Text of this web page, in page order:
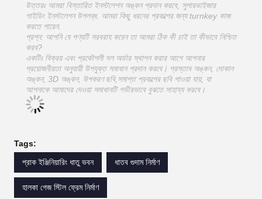
উত্তরঃ আমরা বিস্তারিত ইনস্টলেশন অঙ্কন প্রদান করবে, সুপারভাইজার
গাইডিং ইনস্টলেশন উপলব্ধ. আমরা কিছু ধরনের প্রকল্পের জন্য turnkey কাজ
করতে পারেন.
প্রশ্ন: আপনি যে পণ্যটি সরবরাহ করেন তা আমরা ঠিক কী চাই তা কীভাবে নিশ্চিত
করব?
একটিঃ বিক্রয় এবং প্রকৌশলী দল অর্ডার স্থাপন করার আগে আপনার
প্রয়োজনীয়তা অনুযায়ী উপযুক্ত সমাধান প্রদান করবে। প্রস্তাব অঙ্কন, দোকান
অঙ্কন, 3D অঙ্কন, উপকরণ ছবি,সমাপ্ত প্রকল্পের ছবি পাওয়া যায়, যা
আপনাকে আমাদের দেওয়া সমাধানটি গভীরভাবে বুঝতে সাহায্য করবে।
Tags:
প্রাক ইঞ্জিনিয়ারিং ধাতু ভবন
ধাতব গুদাম নির্মাণ
হালকা গেজ স্টিল ফ্রেম নির্মাণ